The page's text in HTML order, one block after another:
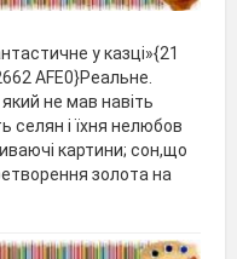
у казці»{21
AFE0}Реальне.
не мав навіть
селян і їхня нелюбов
картини; сон,що
золота на